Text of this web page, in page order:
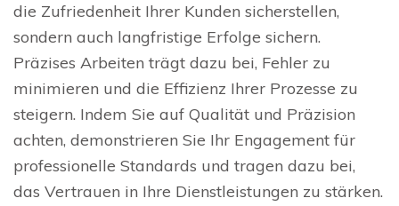
die Zufriedenheit Ihrer Kunden sicherstellen,
sondern auch langfristige Erfolge sichern.
Präzises Arbeiten trägt dazu bei, Fehler zu
minimieren und die Effizienz Ihrer Prozesse zu
steigern. Indem Sie auf Qualität und Präzision
achten, demonstrieren Sie Ihr Engagement für
professionelle Standards und tragen dazu bei,
das Vertrauen in Ihre Dienstleistungen zu stärken.